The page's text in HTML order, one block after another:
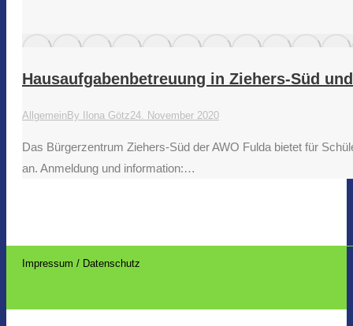
Hausaufgabenbetreuung in Ziehers-Süd
AllgemeinBy Ilona Götz24. November 2020
Das Bürgerzentrum Ziehers-Süd der AWO Fulda bietet für
an. Anmeldung und information:…
Impressum / Datenschutz